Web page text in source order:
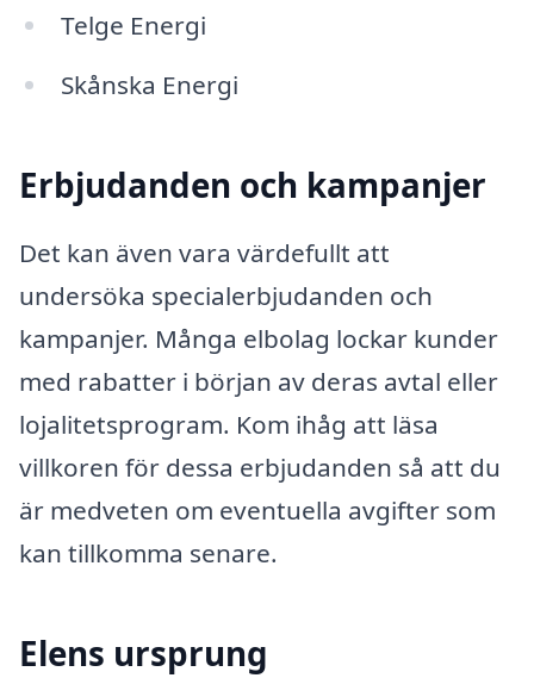
Telge Energi
Skånska Energi
Erbjudanden och kampanjer
Det kan även vara värdefullt att
undersöka specialerbjudanden och
kampanjer. Många elbolag lockar kunder
med rabatter i början av deras avtal eller
lojalitetsprogram. Kom ihåg att läsa
villkoren för dessa erbjudanden så att du
är medveten om eventuella avgifter som
kan tillkomma senare.
Elens ursprung